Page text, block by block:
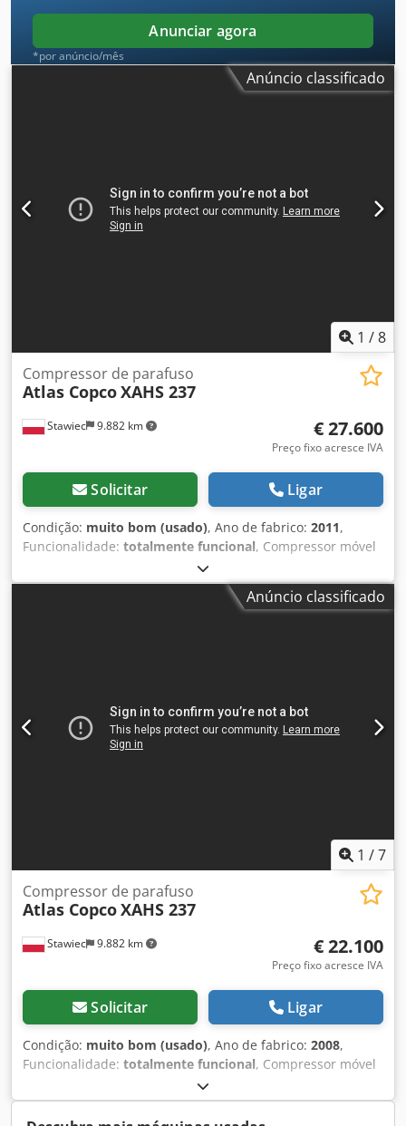
Anunciar agora
*por anúncio/mês
Anúncio classificado
1 /8
Stawiec 9.882 km
Compressor de parafuso
Atlas CopcoXAHS 237
€ 27.600
Preço fixo acresce IVA
Solicitar Ligar
Condição: muito bom (usado), Ano de fabrico: 2011,
Funcionalidade: totalmente funcional, Compressor móvel
ATLAS COPCO XAHS237+, equipado com radiador final,
após manutenção completa. Dados técnicos: Vazão: 14,20
m³/min; Pressão de trabalho: 12 bar; Ano de fabricação:
Anúncio classificado
1 /7
Stawiec 9.882 km
Compressor de parafuso
Atlas CopcoXAHS 237
€ 22.100
Preço fixo acresce IVA
Solicitar Ligar
Condição: muito bom (usado), Ano de fabrico: 2008,
Funcionalidade: totalmente funcional, Compressor móvel
ATLAS COPCO XAHS237, equipado com radiador final, após
manutenção completa. Dcjdpfx Aezna U Ieg Eek Dados
técnicos: vazão: 14,20 m³/min; pressão de trabalho: 12 bar;